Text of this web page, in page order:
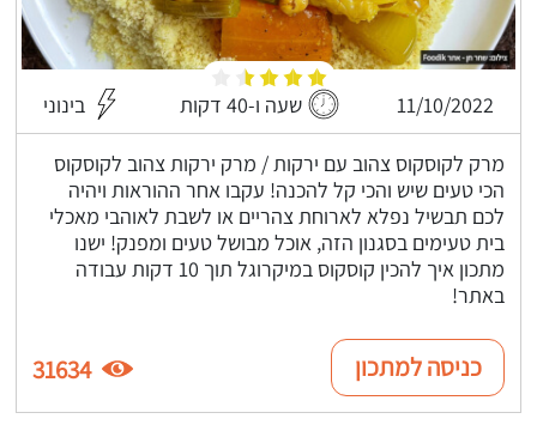
11/10/2022 שעה ו-40 דקות בינוני
מרק לקוסקוס צהוב עם ירקות / מרק ירקות צהוב לקוסקוס
הכי טעים שיש והכי קל להכנה! עקבו אחר ההוראות ויהיה
לכם תבשיל נפלא לארוחת צהריים או לשבת לאוהבי מאכלי
בית טעימים בסגנון הזה, אוכל מבושל טעים ומפנק! ישנו
מתכון איך להכין קוסקוס במיקרוגל תוך 10 דקות עבודה
באתר!
כניסה למתכון 31634